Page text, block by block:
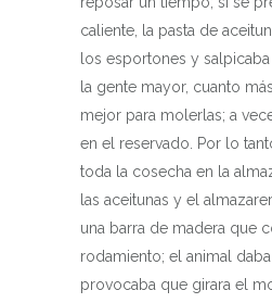
caliente, la pasta de
los esportones y
la gente mayor, cuanto
mejor para molerlas; a
en el reservado. Por lo
toda la cosecha en la
las aceitunas y el
una barra de madera que
rodamiento; el animal
provocaba que girara el